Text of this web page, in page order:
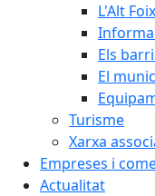
L'Alt Foix
Els
El
Turisme
Xarxa
Empreses i
Actualitat